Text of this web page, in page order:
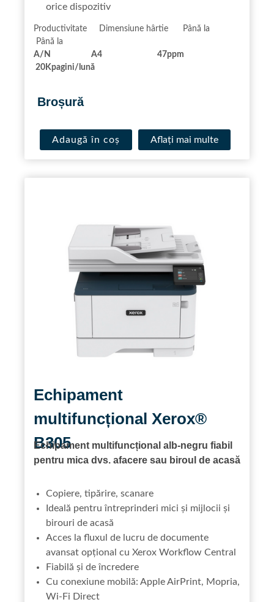
orice dispozitiv
Productivitate Dimensiune hârtie Până la
Până la
A/N A4 47ppm
20Kpagini/lună
Broșură
Adaugă în coș Aflaţi mai multe
Echipament
multifuncțional Xerox®
B305
Echipament multifuncțional alb-negru fiabil
pentru mica dvs. afacere sau biroul de acasă
Copiere, tipărire, scanare
Ideală pentru întreprinderi mici și mijlocii și
birouri de acasă
Acces la fluxul de lucru de documente
avansat opțional cu Xerox Workflow Central
Fiabilă și de încredere
Cu conexiune mobilă: Apple AirPrint, Mopria,
Wi-Fi Direct